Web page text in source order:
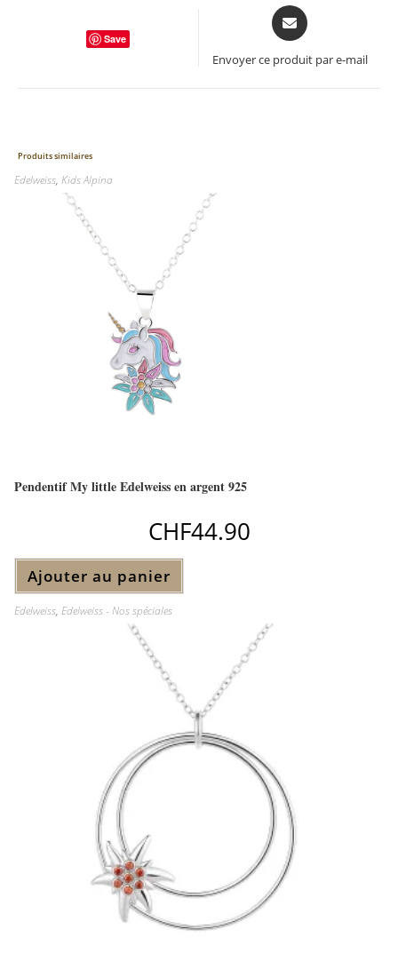
Save
Opens
in
new
Envoyer ce produit par e-mail
Produits similaires
Edelweiss,Kids Alpina
Pendentif My little Edelweiss en argent 925
CHF44.90
Ajouter au panier
Edelweiss,Edelweiss - Nos spéciales